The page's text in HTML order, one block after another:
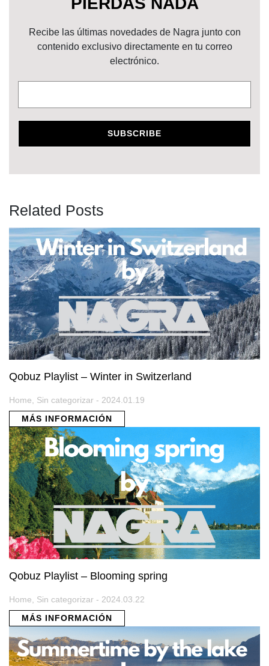
Recibe las últimas novedades de Nagra junto con
contenido exclusivo directamente en tu correo
electrónico.
Related Posts
Qobuz Playlist – Winter in Switzerland
Home, Sin categorizar - 2024.01.19
MÁS INFORMACIÓN
Qobuz Playlist – Blooming spring
Home, Sin categorizar - 2024.03.22
MÁS INFORMACIÓN